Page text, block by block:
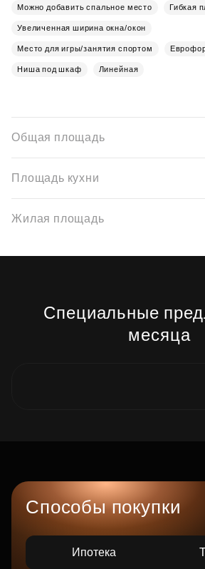
Можно добавить спальное место Гибкая
Увеличенная ширина окна/окон
Место для игры/занятия спортом
Ниша под шкаф Линейная
Общая площадь
Площадь кухни
Жилая площадь
Специальные
месяца
Способы покупки
Ипотека